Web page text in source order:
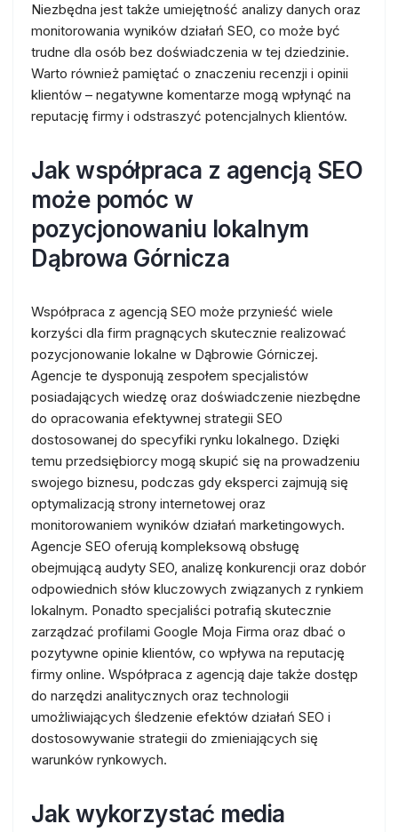
Niezbędna jest także umiejętność analizy danych oraz
monitorowania wyników działań SEO, co może być
trudne dla osób bez doświadczenia w tej dziedzinie.
Warto również pamiętać o znaczeniu recenzji i opinii
klientów – negatywne komentarze mogą wpłynąć na
reputację firmy i odstraszyć potencjalnych klientów.
Jak współpraca z agencją SEO
może pomóc w
pozycjonowaniu lokalnym
Dąbrowa Górnicza
Współpraca z agencją SEO może przynieść wiele
korzyści dla firm pragnących skutecznie realizować
pozycjonowanie lokalne w Dąbrowie Górniczej.
Agencje te dysponują zespołem specjalistów
posiadających wiedzę oraz doświadczenie niezbędne
do opracowania efektywnej strategii SEO
dostosowanej do specyfiki rynku lokalnego. Dzięki
temu przedsiębiorcy mogą skupić się na prowadzeniu
swojego biznesu, podczas gdy eksperci zajmują się
optymalizacją strony internetowej oraz
monitorowaniem wyników działań marketingowych.
Agencje SEO oferują kompleksową obsługę
obejmującą audyty SEO, analizę konkurencji oraz dobór
odpowiednich słów kluczowych związanych z rynkiem
lokalnym. Ponadto specjaliści potrafią skutecznie
zarządzać profilami Google Moja Firma oraz dbać o
pozytywne opinie klientów, co wpływa na reputację
firmy online. Współpraca z agencją daje także dostęp
do narzędzi analitycznych oraz technologii
umożliwiających śledzenie efektów działań SEO i
dostosowywanie strategii do zmieniających się
warunków rynkowych.
Jak wykorzystać media